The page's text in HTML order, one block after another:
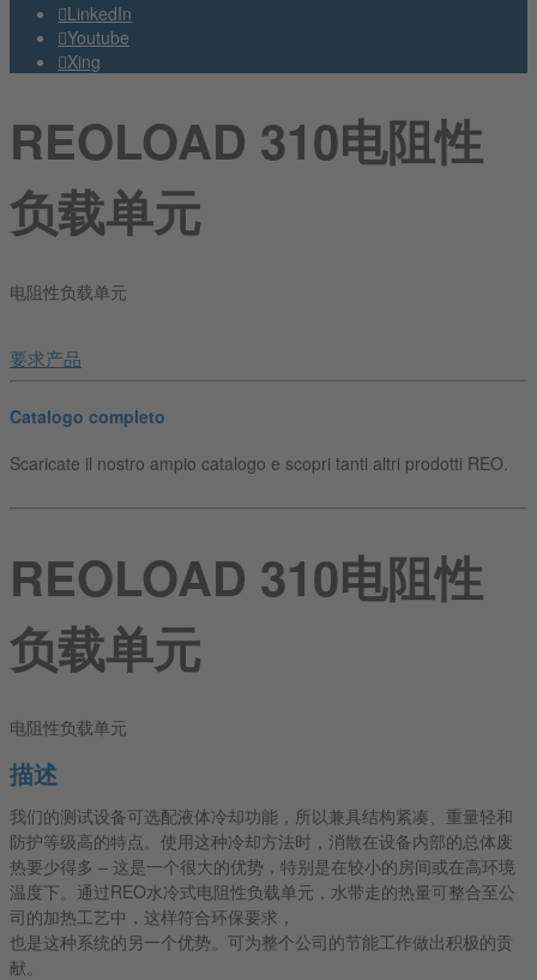
LinkedIn
Youtube
Xing
REOLOAD 310电阻性
负载单元
电阻性负载单元
要求产品
Catalogo completo
Scaricate il nostro ampio catalogo e scopri tanti altri prodotti REO.
REOLOAD 310电阻性
负载单元
电阻性负载单元
描述
我们的测试设备可选配液体冷却功能，所以兼具结构紧凑、重量轻和
防护等级高的特点。使用这种冷却方法时，消散在设备内部的总体废
热要少得多 – 这是一个很大的优势，特别是在较小的房间或在高环境
温度下。通过REO水冷式电阻性负载单元，水带走的热量可整合至公
司的加热工艺中，这样符合环保要求，
也是这种系统的另一个优势。可为整个公司的节能工作做出积极的贡
献。